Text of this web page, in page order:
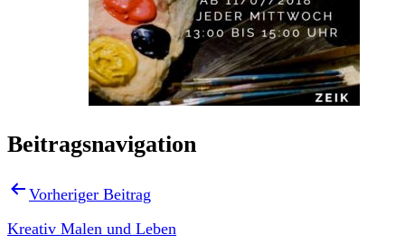
Beitragsnavigation
Vorheriger Beitrag
Kreativ Malen und Leben